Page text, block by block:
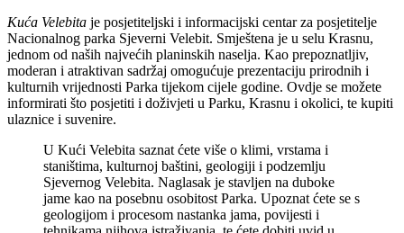
Kuća Velebita je posjetiteljski i informacijski centar za posjetitelje
Nacionalnog parka Sjeverni Velebit. Smještena je u selu Krasnu,
jednom od naših najvećih planinskih naselja. Kao prepoznatljiv,
moderan i atraktivan sadržaj omogućuje prezentaciju prirodnih i
kulturnih vrijednosti Parka tijekom cijele godine. Ovdje se možete
informirati što posjetiti i doživjeti u Parku, Krasnu i okolici, te kupiti
ulaznice i suvenire.
U Kući Velebita saznat ćete više o klimi, vrstama i
staništima, kulturnoj baštini, geologiji i podzemlju
Sjevernog Velebita. Naglasak je stavljen na duboke
jame kao na posebnu osobitost Parka. Upoznat ćete se s
geologijom i procesom nastanka jama, povijesti i